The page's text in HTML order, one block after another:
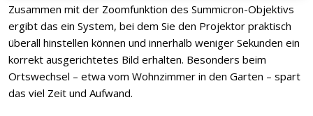
Zusammen mit der Zoomfunktion des Summicron-Objektivs
ergibt das ein System, bei dem Sie den Projektor praktisch
überall hinstellen können und innerhalb weniger Sekunden ein
korrekt ausgerichtetes Bild erhalten. Besonders beim
Ortswechsel – etwa vom Wohnzimmer in den Garten – spart
das viel Zeit und Aufwand.